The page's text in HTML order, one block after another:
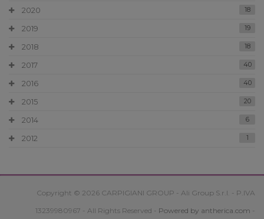
2020 18
2019 19
2018 18
2017 40
2016 40
2015 20
2014 6
2012 1
Copyright © 2026 CARPIGIANI GROUP - Ali Group S.r.l. - P.IVA
13239980967 - All Rights Reserved - Powered by antherica.com -